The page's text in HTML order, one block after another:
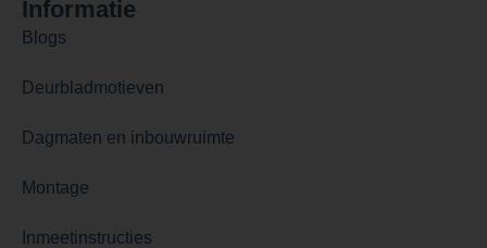
Informatie
Blogs
Deurbladmotieven
Dagmaten en inbouwruimte
Montage
Inmeetinstructies